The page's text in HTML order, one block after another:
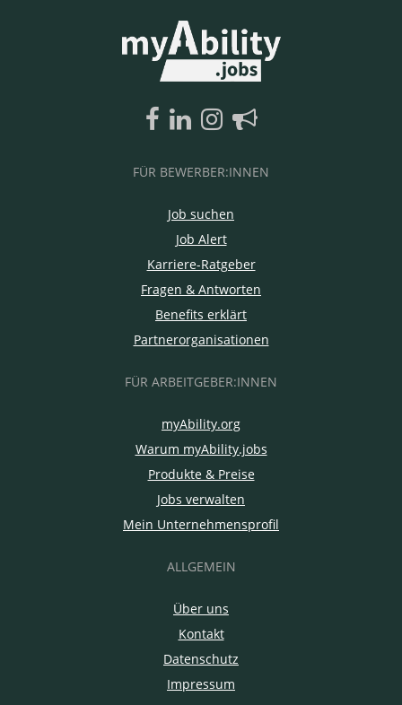
FÜR BEWERBER:INNEN
Job suchen
Job Alert
Karriere-Ratgeber
Fragen & Antworten
Benefits erklärt
Partnerorganisationen
FÜR ARBEITGEBER:INNEN
myAbility.org
Warum myAbility.jobs
Produkte & Preise
Jobs verwalten
Mein Unternehmensprofil
ALLGEMEIN
Über uns
Kontakt
Datenschutz
Impressum